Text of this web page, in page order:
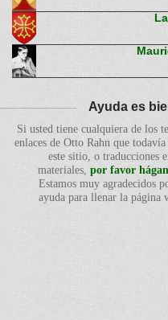
Ayuda es
Si usted tiene cualquiera de los
enlaces de Otto Rahn que todavía
este sitio, o traducciones
materiales, por favor
Estamos muy agradecidos
ayuda para llenar la página